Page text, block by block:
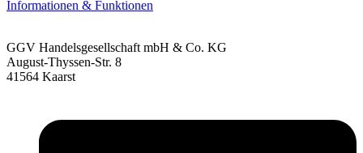
Informationen & Funktionen
GGV Handelsgesellschaft mbH & Co. KG
August-Thyssen-Str. 8
41564 Kaarst